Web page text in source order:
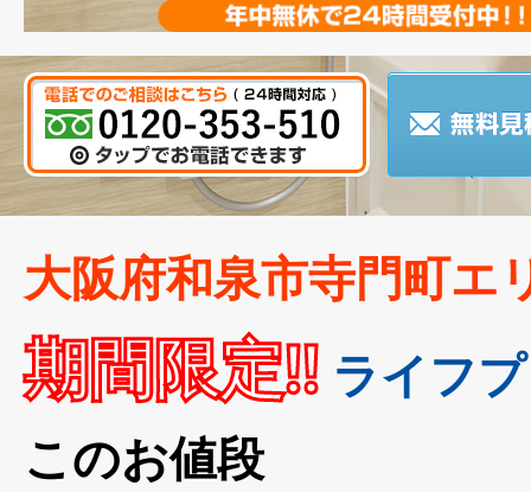
大阪府和泉市寺門町エ
期間限定!! ライフ
このお値段